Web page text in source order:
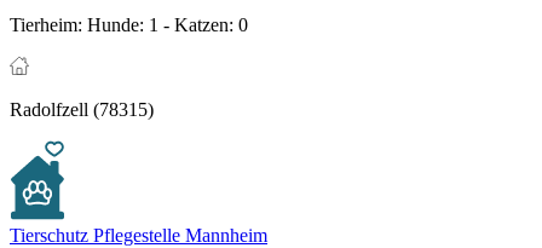
Tierheim: Hunde: 1 - Katzen: 0
Radolfzell (78315)
Tierschutz Pflegestelle Mannheim